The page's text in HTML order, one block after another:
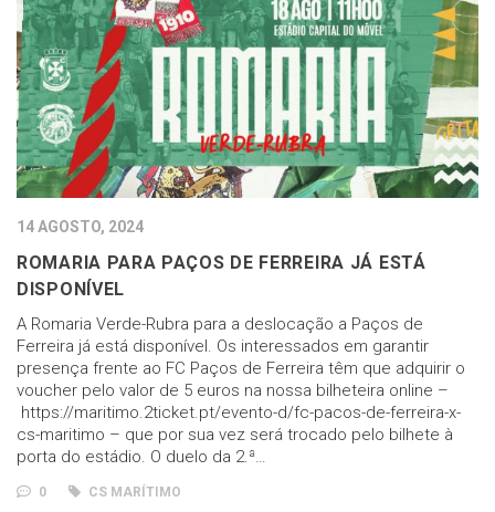
14 AGOSTO, 2024
ROMARIA PARA PAÇOS DE FERREIRA JÁ ESTÁ
DISPONÍVEL
A Romaria Verde-Rubra para a deslocação a Paços de
Ferreira já está disponível. Os interessados em garantir
presença frente ao FC Paços de Ferreira têm que adquirir o
voucher pelo valor de 5 euros na nossa bilheteira online –
https://maritimo.2ticket.pt/evento-d/fc-pacos-de-ferreira-x-
cs-maritimo – que por sua vez será trocado pelo bilhete à
porta do estádio. O duelo da 2.ª…
0 CS MARÍTIMO